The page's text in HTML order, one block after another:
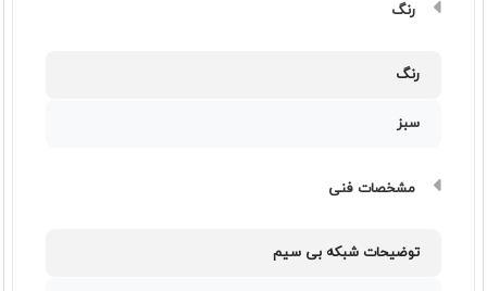
رنگ
رنگ
سبز
مشخصات فنی
توضیحات شبکه بی سیم